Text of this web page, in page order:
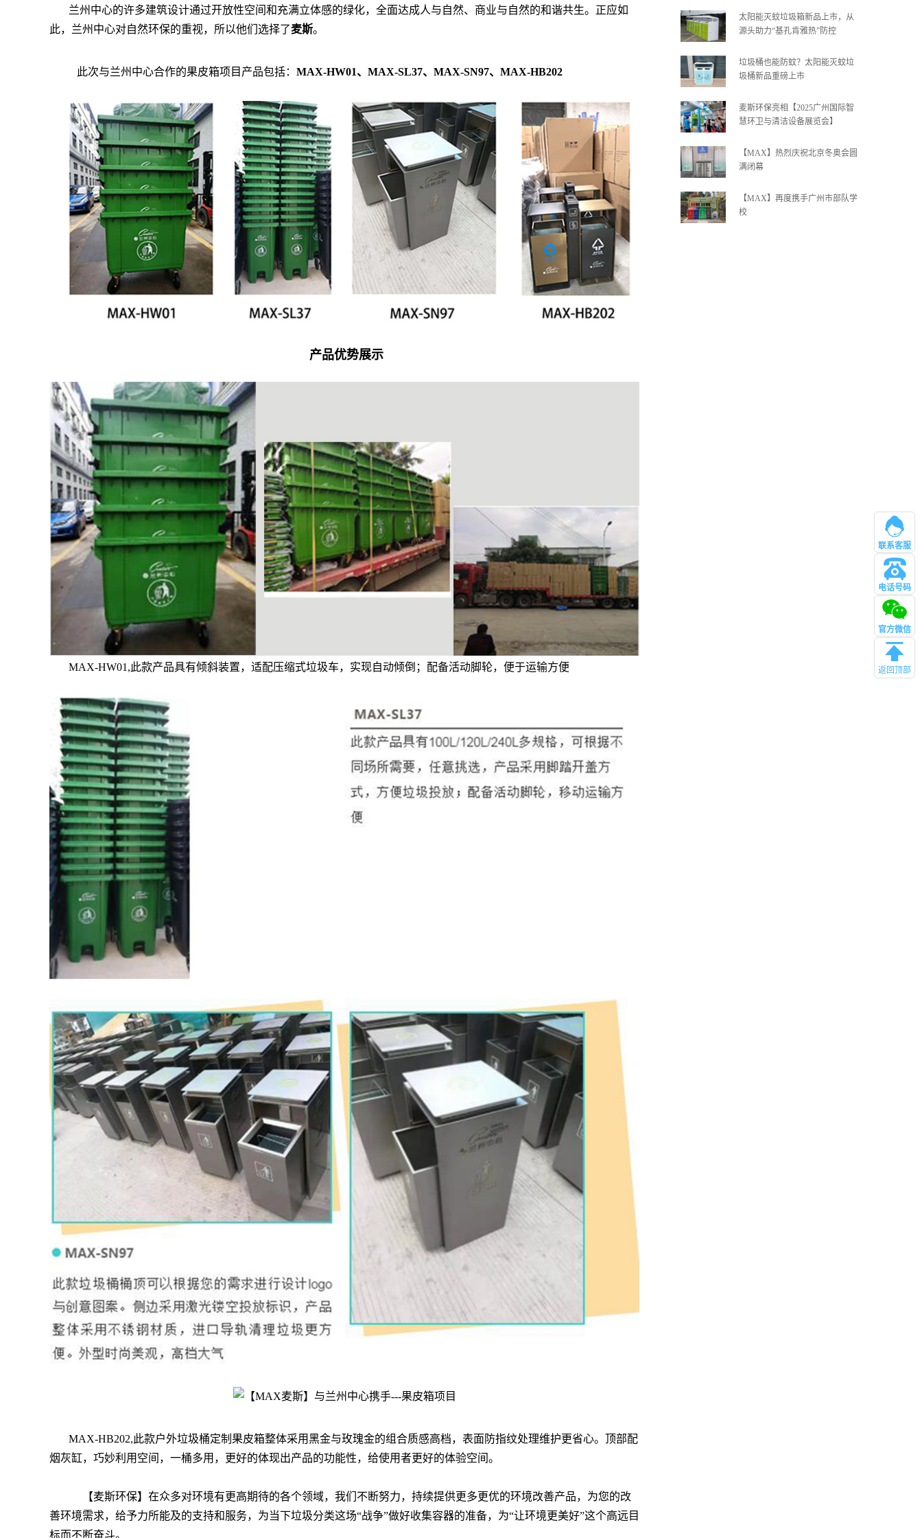
太阳能灭蚊垃圾箱新品上市，从
源头助力“基孔肯雅热”防控
垃圾桶也能防蚊？太阳能灭蚊垃
圾桶新品重磅上市
麦斯环保亮相【2025广州国际智
慧环卫与清洁设备展览会】
【MAX】热烈庆祝北京冬奥会圆
满闭幕
【MAX】再度携手广州市部队学
校
兰州中心的许多建筑设计通过开放性空间和充满立体感的绿化，全面达成人与自然、商业与自然的和谐共生。正应如
此，兰州中心对自然环保的重视，所以他们选择了麦斯。
此次与兰州中心合作的果皮箱项目产品包括： MAX-HW01、MAX-SL37、MAX-SN97、MAX-HB202
产品优势展示
MAX-HW01,此款产品具有倾斜装置，适配压缩式垃圾车，实现自动倾倒；配备活动脚轮，便于运输方便
MAX-HB202,此款户外垃圾桶定制果皮箱整体采用黑金与玫瑰金的组合质感高档，表面防指纹处理维护更省心。顶部配
烟灰缸，巧妙利用空间，一桶多用，更好的体现出产品的功能性，给使用者更好的体验空间。
【麦斯环保】在众多对环境有更高期待的各个领域，我们不断努力，持续提供更多更优的环境改善产品，为您的改
善环境需求，给予力所能及的支持和服务，为当下垃圾分类这场“战争”做好收集容器的准备，为“让环境更美好”这个高远目
标而不断奋斗。
联系客服
电话号码
管理
官方微信
返回顶部